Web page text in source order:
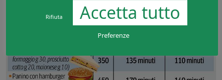
Rifiuta Accetta tutto
Preferenze